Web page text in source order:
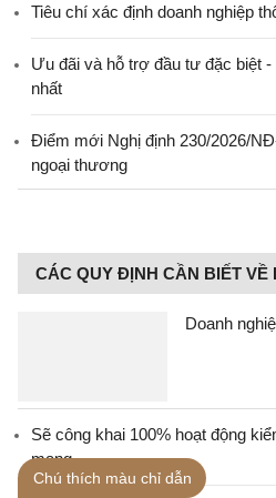
Tiêu chí xác định doanh nghiệp
Ưu đãi và hỗ trợ đầu tư đặc biệt
nhất
Điểm mới Nghị định 230/2026/
ngoại thương
CÁC QUY ĐỊNH CẦN BIẾT VỀ
Doanh
Sẽ công khai 100% hoạt động
mạng
Chú thích màu chỉ dẫn